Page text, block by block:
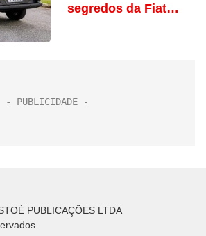
segredos da Fiat
PUBLICAÇÕES LTDA